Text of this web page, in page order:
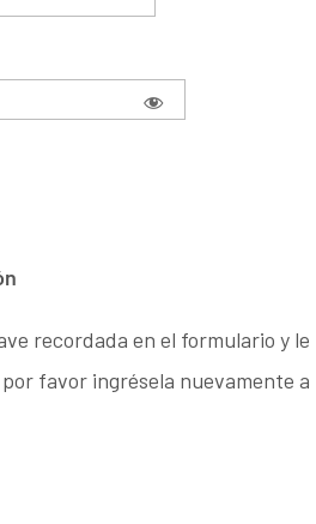
recordada en el formulario y le
favor ingrésela nuevamente a